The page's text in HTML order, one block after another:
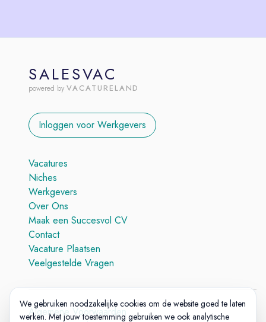
SALESVAC
powered by VACATURELAND
Inloggen voor Werkgevers
Vacatures
Niches
Werkgevers
Over Ons
Maak een Succesvol CV
Contact
Vacature Plaatsen
Veelgestelde Vragen
Algemene Voorwaarden
We gebruiken noodzakelijke cookies om de website goed te laten
werken. Met jouw toestemming gebruiken we ook analytische